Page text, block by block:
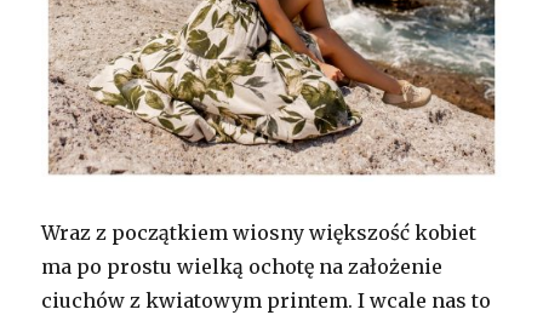
Wraz z początkiem wiosny większość kobiet
ma po prostu wielką ochotę na założenie
ciuchów z kwiatowym printem. I wcale nas to